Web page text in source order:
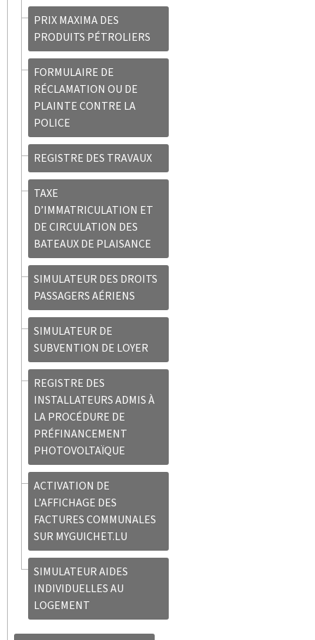
PRIX MAXIMA DES
PRODUITS PÉTROLIERS
FORMULAIRE DE
RÉCLAMATION OU DE
PLAINTE CONTRE LA
POLICE
REGISTRE DES TRAVAUX
TAXE
D’IMMATRICULATION ET
DE CIRCULATION DES
BATEAUX DE PLAISANCE
SIMULATEUR DES DROITS
PASSAGERS AÉRIENS
SIMULATEUR DE
SUBVENTION DE LOYER
REGISTRE DES
INSTALLATEURS ADMIS À
LA PROCÉDURE DE
PRÉFINANCEMENT
PHOTOVOLTAÏQUE
ACTIVATION DE
L’AFFICHAGE DES
FACTURES COMMUNALES
SUR MYGUICHET.LU
SIMULATEUR AIDES
INDIVIDUELLES AU
LOGEMENT